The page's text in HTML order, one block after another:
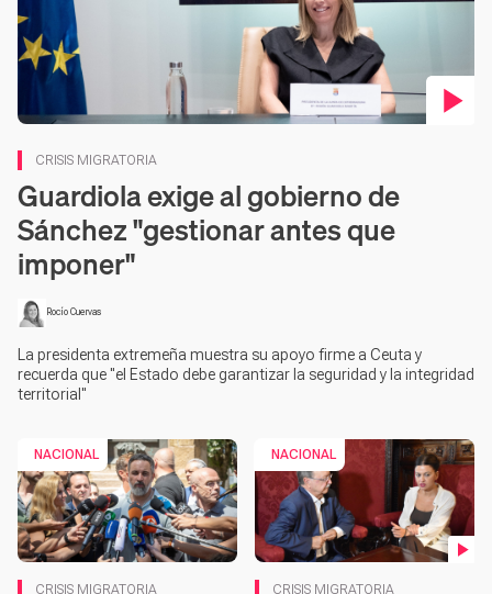
CRISIS MIGRATORIA
Guardiola exige al gobierno de
Sánchez "gestionar antes que
imponer"
Rocío Cuervas
La presidenta extremeña muestra su apoyo firme a Ceuta y
recuerda que "el Estado debe garantizar la seguridad y la integridad
territorial"
NACIONAL
CRISIS MIGRATORIA
NACIONAL
CRISIS MIGRATORIA